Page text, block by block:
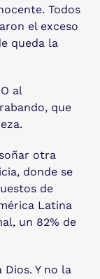
Todos
el exceso
queda la
al
que
otra
donde se
de
Latina
un 82% de
Y no la